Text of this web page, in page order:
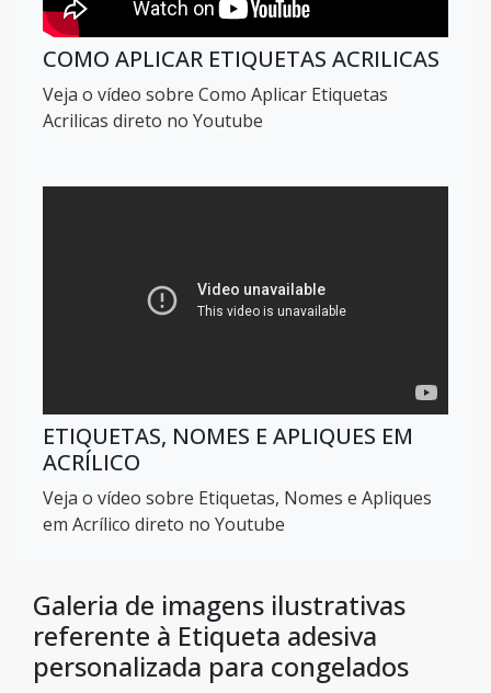
COMO APLICAR ETIQUETAS ACRILICAS
Veja o vídeo sobre Como Aplicar Etiquetas
Acrilicas direto no Youtube
ETIQUETAS, NOMES E APLIQUES EM
ACRÍLICO
Veja o vídeo sobre Etiquetas, Nomes e Apliques
em Acrílico direto no Youtube
Galeria de imagens ilustrativas
referente à Etiqueta adesiva
personalizada para congelados